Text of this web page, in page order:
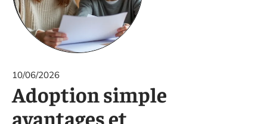
10/06/2026
Adoption simple
avantages et